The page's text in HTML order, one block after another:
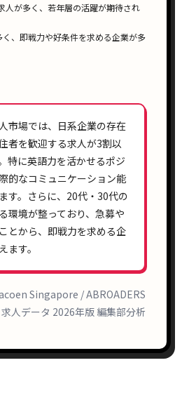
人が多く、 若年層の活躍が期待され
、 即戦力や好条件を求める企業が多
市場では、 日系企業の存在
者を歓迎する求人が3割以
特に英語力を活かせるポジ
的なコミュニケーション能
す。さらに、 20代・30代の
環境が整っており、 急募や
とから、即戦力を求める企
ます。
Singapore / ABROADERS
人データ 2026年版 編集部分析